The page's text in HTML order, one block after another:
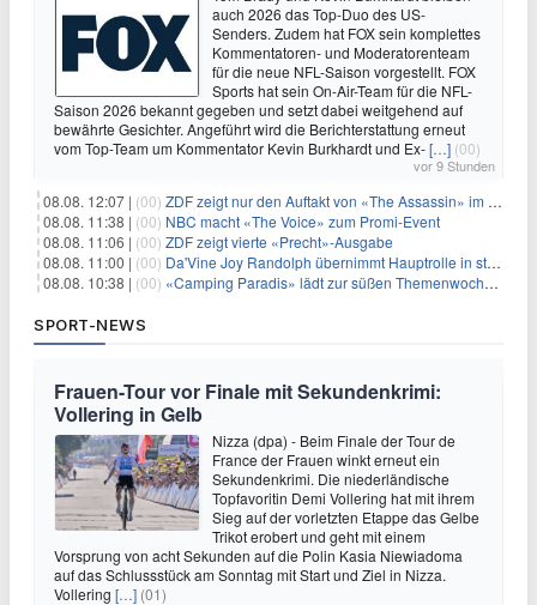
auch 2026 das Top-Duo des US-
Senders. Zudem hat FOX sein komplettes
Kommentatoren- und Moderatorenteam
für die neue NFL-Saison vorgestellt. FOX
Sports hat sein On-Air-Team für die NFL-
Saison 2026 bekannt gegeben und setzt dabei weitgehend auf
bewährte Gesichter. Angeführt wird die Berichterstattung erneut
vom Top-Team um Kommentator Kevin Burkhardt und Ex-[…] (00)
vor 9 Stunden
08.08. 12:07 | (00) ZDF zeigt nur den Auftakt von «The Assassin» im Fernsehen
08.08. 11:38 | (00) NBC macht «The Voice» zum Promi-Event
08.08. 11:06 | (00) ZDF zeigt vierte «Precht»-Ausgabe
08.08. 11:00 | (00) Da'Vine Joy Randolph übernimmt Hauptrolle in starbesetzter schwarzer Komödie
08.08. 10:38 | (00) «Camping Paradis» lädt zur süßen Themenwoche ein
SPORT-NEWS
Frauen-Tour vor Finale mit Sekundenkrimi:
Vollering in Gelb
Nizza (dpa) - Beim Finale der Tour de
France der Frauen winkt erneut ein
Sekundenkrimi. Die niederländische
Topfavoritin Demi Vollering hat mit ihrem
Sieg auf der vorletzten Etappe das Gelbe
Trikot erobert und geht mit einem
Vorsprung von acht Sekunden auf die Polin Kasia Niewiadoma
auf das Schlussstück am Sonntag mit Start und Ziel in Nizza.
Vollering […] (01)